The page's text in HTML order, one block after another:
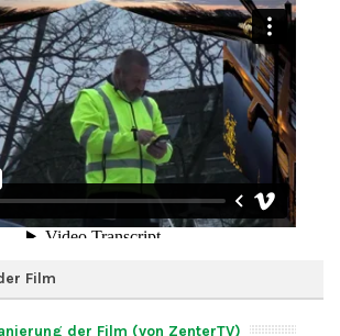
Film
der Film (von ZenterTV)